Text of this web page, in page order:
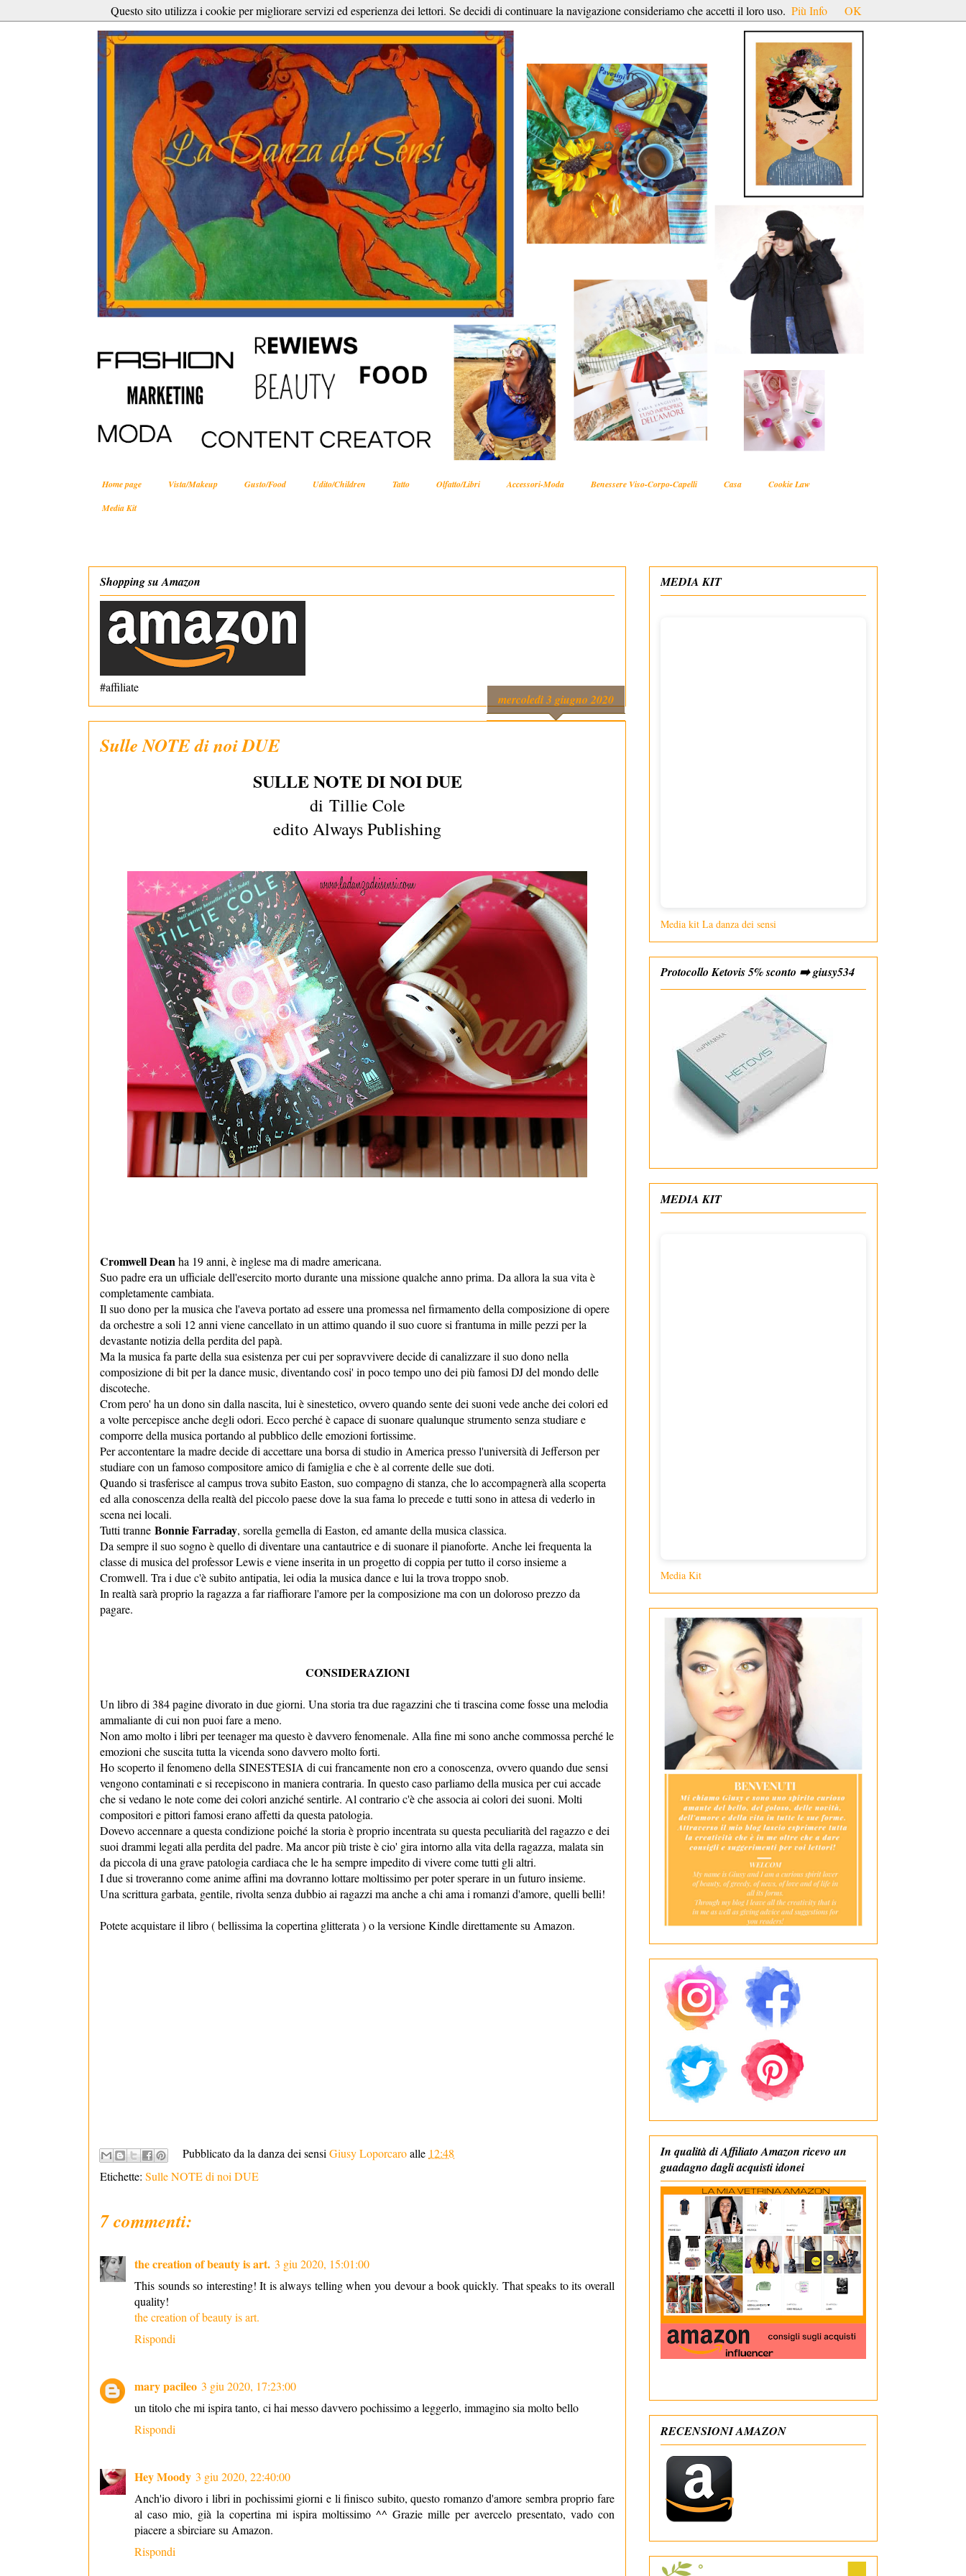
Home page Vista/Makeup Gusto/Food Udito/Children Tatto Olfatto/Libri Accessori-Moda Benessere Viso-Corpo-Capelli Casa
Cookie Law
Media Kit
Shopping su Amazon
#affiliate
mercoledì 3 giugno 2020
Sulle NOTE di noi DUE
SULLE NOTE DI NOI DUE
di Tillie Cole
edito Always Publishing
Cromwell Deanha 19 anni, è inglese ma di madre americana.
Suo padre era un ufficiale dell'esercito morto durante una missione qualche anno prima. Da allora la sua vita è
completamente cambiata.
Il suo dono per la musica che l'aveva portato ad essere una promessa nel firmamento della composizione di opere
da orchestre a soli 12 anni viene cancellato in un attimo quando il suo cuore si frantuma in mille pezzi per la
devastante notizia della perdita del papà.
Ma la musica fa parte della sua esistenza per cui per sopravvivere decide di canalizzare il suo dono nella
composizione di bit per la dance music, diventando cosi' in poco tempo uno dei più famosi DJ del mondo delle
discoteche.
Crom pero' ha un dono sin dalla nascita, lui è sinestetico, ovvero quando sente dei suoni vede anche dei colori ed
a volte percepisce anche degli odori. Ecco perché è capace di suonare qualunque strumento senza studiare e
comporre della musica portando al pubblico delle emozioni fortissime.
Per accontentare la madre decide di accettare una borsa di studio in America presso l'università di Jefferson per
studiare con un famoso compositore amico di famiglia e che è al corrente delle sue doti.
Quando si trasferisce al campus trova subito Easton, suo compagno di stanza, che lo accompagnerà alla scoperta
ed alla conoscenza della realtà del piccolo paese dove la sua fama lo precede e tutti sono in attesa di vederlo in
scena nei locali.
Tutti tranne Bonnie Farraday, sorella gemella di Easton, ed amante della musica classica.
Da sempre il suo sogno è quello di diventare una cantautrice e di suonare il pianoforte. Anche lei frequenta la
classe di musica del professor Lewis e viene inserita in un progetto di coppia per tutto il corso insieme a
Cromwell. Tra i due c'è subito antipatia, lei odia la musica dance e lui la trova troppo snob.
In realtà sarà proprio la ragazza a far riaffiorare l'amore per la composizione ma con un doloroso prezzo da
pagare.
CONSIDERAZIONI
Un libro di 384 pagine divorato in due giorni. Una storia tra due ragazzini che ti trascina come fosse una melodia
ammaliante di cui non puoi fare a meno.
Non amo molto i libri per teenager ma questo è davvero fenomenale. Alla fine mi sono anche commossa perché le
emozioni che suscita tutta la vicenda sono davvero molto forti.
Ho scoperto il fenomeno della SINESTESIA di cui francamente non ero a conoscenza, ovvero quando due sensi
vengono contaminati e si recepiscono in maniera contraria. In questo caso parliamo della musica per cui accade
che si vedano le note come dei colori anziché sentirle. Al contrario c'è che associa ai colori dei suoni. Molti
compositori e pittori famosi erano affetti da questa patologia.
Dovevo accennare a questa condizione poiché la storia è proprio incentrata su questa peculiarità del ragazzo e dei
suoi drammi legati alla perdita del padre. Ma ancor più triste è cio' gira intorno alla vita della ragazza, malata sin
da piccola di una grave patologia cardiaca che le ha sempre impedito di vivere come tutti gli altri.
I due si troveranno come anime affini ma dovranno lottare moltissimo per poter sperare in un futuro insieme.
Una scrittura garbata, gentile, rivolta senza dubbio ai ragazzi ma anche a chi ama i romanzi d'amore, quelli belli!
Potete acquistare il libro ( bellissima la copertina glitterata ) o la versione Kindle direttamente su Amazon.
Pubblicato da la danza dei sensi Giusy Loporcaroalle 12:48
Etichette: Sulle NOTE di noi DUE
7 commenti:
the creation of beauty is art. 3 giu 2020, 15:01:00
This sounds so interesting! It is always telling when you devour a book quickly. That speaks to its overall
quality!
the creation of beauty is art.
Rispondi
mary pacileo 3 giu 2020, 17:23:00
un titolo che mi ispira tanto, ci hai messo davvero pochissimo a leggerlo, immagino sia molto bello
Rispondi
Hey Moody 3 giu 2020, 22:40:00
Anch'io divoro i libri in pochissimi giorni e li finisco subito, questo romanzo d'amore sembra proprio fare
al caso mio, già la copertina mi ispira moltissimo ^^ Grazie mille per avercelo presentato, vado con
piacere a sbirciare su Amazon.
Rispondi
MEDIA KIT
Media kit La danza dei sensi
Protocollo Ketovis 5% sconto ➡️ giusy534
MEDIA KIT
Media Kit
In qualità di Affiliato Amazon ricevo un
guadagno dagli acquisti idonei
RECENSIONI AMAZON
Questo sito utilizza i cookie per migliorare servizi ed esperienza dei lettori. Se decidi di continuare la navigazione consideriamo che accetti il loro uso. Più Info OK